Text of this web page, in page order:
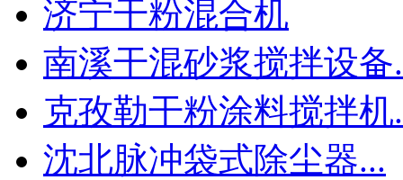
济宁干粉混合机
南溪干混砂浆搅拌设备
克孜勒干粉涂料搅拌机
沈北脉冲袋式除尘器...